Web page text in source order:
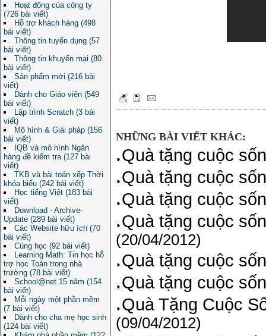
Hoạt động của công ty
(726 bài viết)
Hỗ trợ khách hàng (498
bài viết)
Thông tin tuyển dụng (57
bài viết)
Thông tin khuyến mại (80
bài viết)
Sản phẩm mới (216 bài
viết)
Dành cho Giáo viên (549
bài viết)
Lập trình Scratch (3 bài
viết)
Mô hình & Giải pháp (156
bài viết)
IQB và mô hình Ngân
hàng đề kiểm tra (127 bài
viết)
TKB và bài toán xếp Thời
khóa biểu (242 bài viết)
Học tiếng Việt (183 bài
viết)
Download - Archive-
Update (289 bài viết)
Các Website hữu ích (70
bài viết)
Cùng học (92 bài viết)
Learning Math: Tin học hỗ
trợ học Toán trong nhà
trường (78 bài viết)
School@net 15 năm (154
bài viết)
Mỗi ngày một phần mềm
(7 bài viết)
Dành cho cha mẹ học sinh
(124 bài viết)
NHỮNG BÀI VIẾT KHÁC:
Quà tặng cuộc
Quà tặng cuộc
Quà tặng cuộc
Quà tặng cuộc
(20/04/2012)
Quà tặng cuộc
Quà tặng cuộc
Quà Tặng Cuộc
(09/04/2012)